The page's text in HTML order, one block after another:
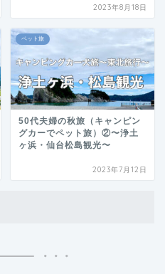
2023年8月18日
ペット旅
50代夫婦の秋旅（キャンピン
グカーでペット旅）②〜浄土
ヶ浜・仙台松島観光〜
2023年7月12日